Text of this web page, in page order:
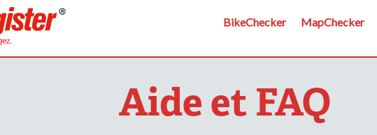
BikeChecker MapChecker
Aide et FAQ